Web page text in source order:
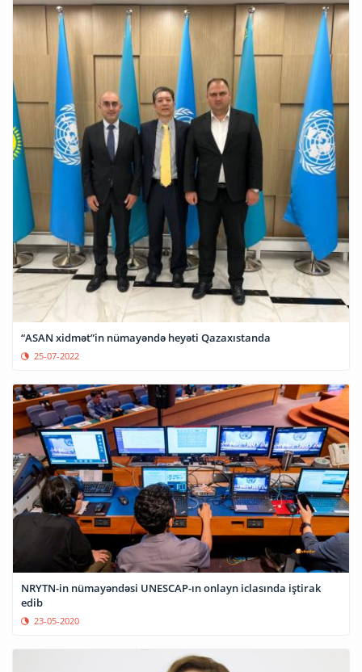
“ASAN xidmət”in nümayəndə heyəti Qazaxıstanda
25-07-2022
NRYTN-in nümayəndəsi UNESCAP-ın onlayn iclasında iştirak
edib
23-05-2020